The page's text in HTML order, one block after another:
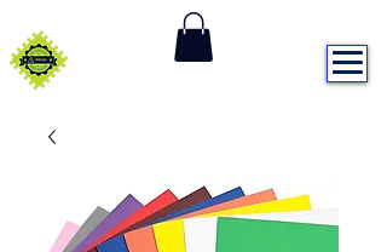
DISTRIBUIDORA ALEXA